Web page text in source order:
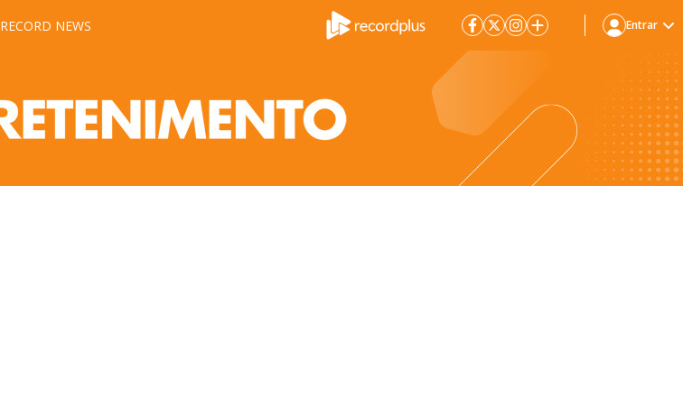
RECORD NEWS Entrar